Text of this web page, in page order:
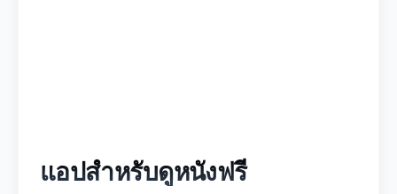
แอปสำหรับดูหนังฟรี